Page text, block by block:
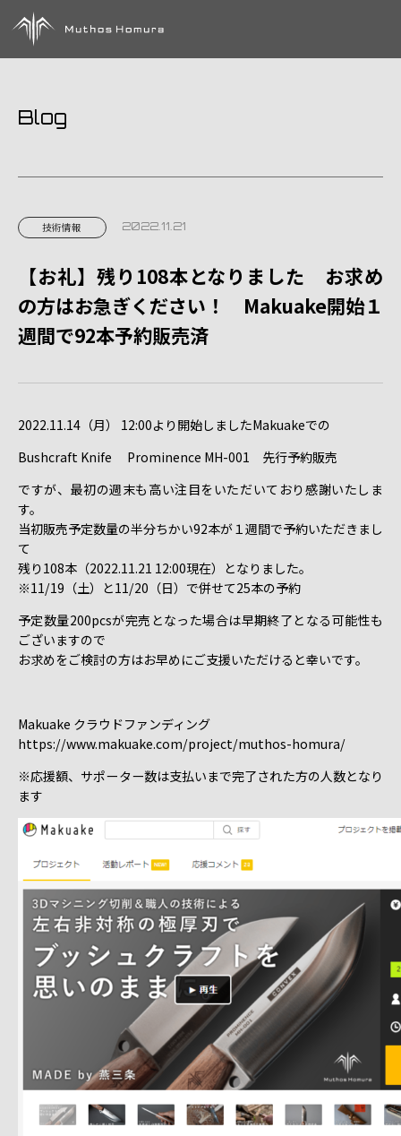
Blog
技術情報 2022.11.21
【お礼】残り108本となりました お求め
の方はお急ぎください！ Makuake開始１
週間で92本予約販売済
2022.11.14（月） 12:00より開始しましたMakuakeでの
Bushcraft Knife Prominence MH-001 先行予約販売
ですが、最初の週末も高い注目をいただいており感謝いたしま
す。
当初販売予定数量の半分ちかい92本が１週間で予約いただきまし
て
残り108本（2022.11.21 12:00現在）となりました。
※11/19（土）と11/20（日）で併せて25本の予約
予定数量200pcsが完売となった場合は早期終了となる可能性も
ございますので
お求めをご検討の方はお早めにご支援いただけると幸いです。
Makuake クラウドファンディング
https://www.makuake.com/project/muthos-homura/
※応援額、サポーター数は支払いまで完了された方の人数となり
ます